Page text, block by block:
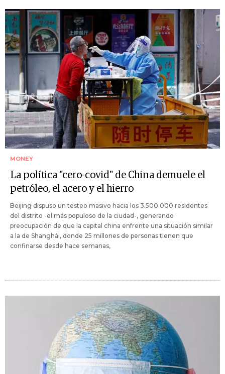
MONEY
La política "cero-covid" de China demuele el
petróleo, el acero y el hierro
Beijing dispuso un testeo masivo hacia los 3.500.000 residentes
del distrito -el más populoso de la ciudad-, generando
preocupación de que la capital china enfrente una situación similar
a la de Shanghái, donde 25 millones de personas tienen que
confinarse desde hace semanas,